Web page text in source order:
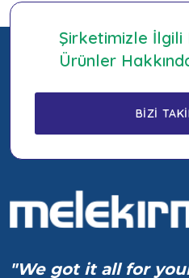
Şirketimizle İlgili
Ürünler
"We got it all for